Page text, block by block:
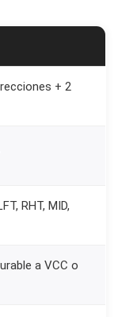
+ 2
RHT, MID,
a VCC o